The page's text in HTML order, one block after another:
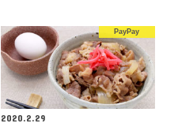
PayPay
2020.2.29